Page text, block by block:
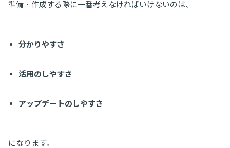
準備・作成する際に一番考えなければいけないのは、
分かりやすさ
活用のしやすさ
アップデートのしやすさ
になります。